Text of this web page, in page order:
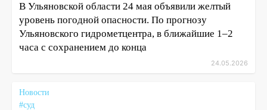
В Ульяновской области 24 мая объявили желтый
уровень погодной опасности. По прогнозу
Ульяновского гидрометцентра, в ближайшие 1–2
часа с сохранением до конца
24.05.2026
Новости
#суд